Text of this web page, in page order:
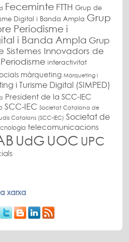
Feceminte FTTH Grup de
Digital i Banda Ampla Grup
Periodisme i
i Banda Ampla Grup
Sistemes Innovadors de
interactivitat
màrqueting Màrqueting i
i Turisme Digital (SIMPED)
President de la SCC-IEC
SCC-IEC Societat Catalana de
Catalans (SCC-IEC) Societat de
telecomunicacions
UdG UOC UPC
xarxa